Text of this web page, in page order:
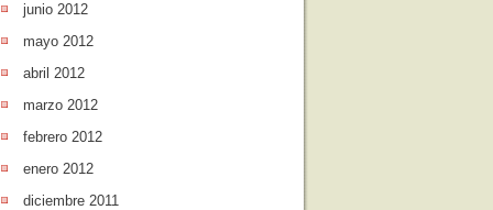
junio 2012
mayo 2012
abril 2012
marzo 2012
febrero 2012
enero 2012
diciembre 2011